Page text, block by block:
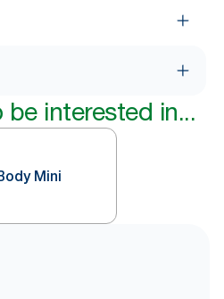
interested in...
Mini